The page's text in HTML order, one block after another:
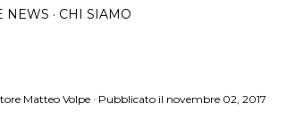
NEWS CHI SIAMO
Matteo Volpe Pubblicato il novembre 02, 2017